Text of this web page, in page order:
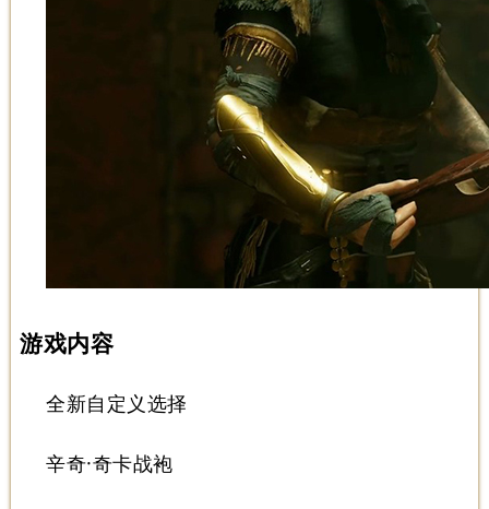
游戏内容
全新自定义选择
辛奇·奇卡战袍